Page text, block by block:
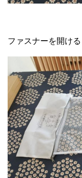
ファスナーを開け